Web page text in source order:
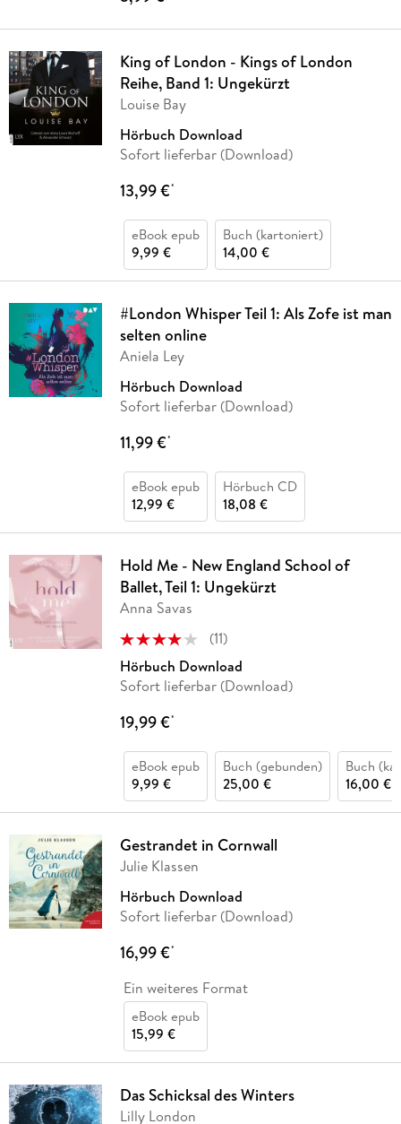
King of London - Kings of London
Reihe, Band 1: Ungekürzt
Louise Bay
Hörbuch Download
Sofort lieferbar (Download)
13,99 €*
eBook epub
9,99 €
Buch (kartoniert)
14,00 €
#London Whisper Teil 1: Als Zofe ist man
selten online
Aniela Ley
Hörbuch Download
Sofort lieferbar (Download)
11,99 €*
eBook epub
12,99 €
Hörbuch CD
18,08 €
Hold Me - New England School of
Ballet, Teil 1: Ungekürzt
Anna Savas
(11)
Hörbuch Download
Sofort lieferbar (Download)
19,99 €*
eBook epub
9,99 €
Buch (gebunden)
25,00 €
Buch
16,00 €
Gestrandet in Cornwall
Julie Klassen
Hörbuch Download
Sofort lieferbar (Download)
16,99 €*
Ein weiteres Format
eBook epub
15,99 €
Das Schicksal des Winters
Lilly London